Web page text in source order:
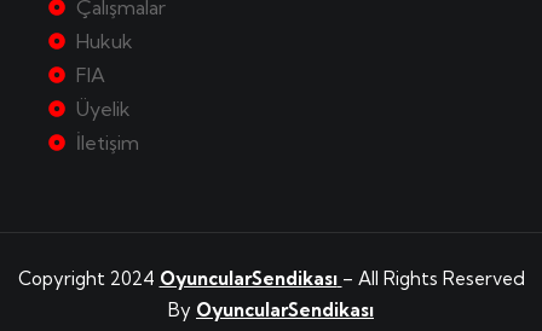
Çalışmalar
Hukuk
FIA
Üyelik
İletişim
Copyright 2024 OyuncularSendikası – All Rights Reserved
By OyuncularSendikası